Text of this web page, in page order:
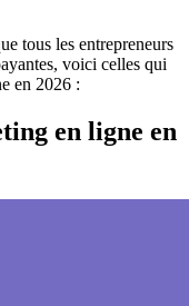
tous les entrepreneurs
voici celles qui
en 2026 :
en ligne en